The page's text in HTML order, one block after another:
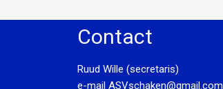
Contact
Ruud Wille (secretaris)
e-mail ASVschaken@gmail.com